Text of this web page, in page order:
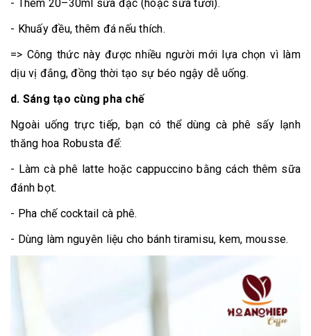
- Thêm 20–30ml sữa đặc (hoặc sữa tươi).
- Khuấy đều, thêm đá nếu thích.
=> Công thức này được nhiều người mới lựa chọn vì làm
dịu vị đắng, đồng thời tạo sự béo ngậy dễ uống.
d. Sáng tạo cùng pha chế
Ngoài uống trực tiếp, bạn có thể dùng cà phê sấy lạnh
thăng hoa Robusta để:
- Làm cà phê latte hoặc cappuccino bằng cách thêm sữa
đánh bọt.
- Pha chế cocktail cà phê.
- Dùng làm nguyên liệu cho bánh tiramisu, kem, mousse.